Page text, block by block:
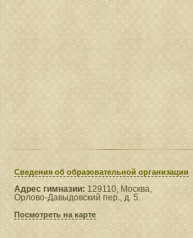
Сведения​ об образовательной организации
Адрес гимназии: 129110, Москва,
Орлово-Давыдовский пер., д. 5.
Посмотреть на карте